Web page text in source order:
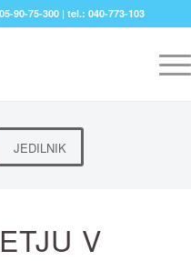
90-75-300 | tel.: 040-773-103
JEDILNIK
V